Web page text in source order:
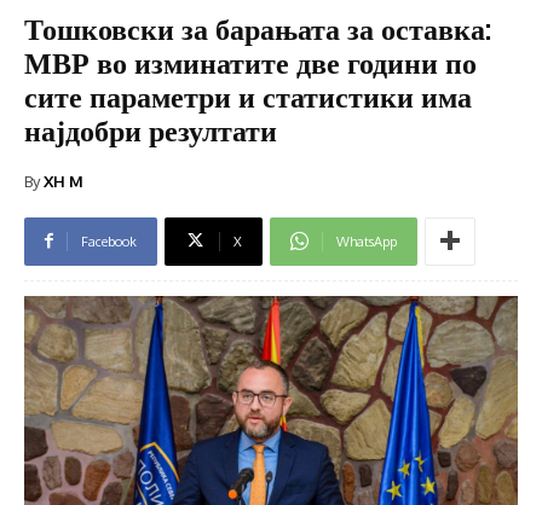
Тошковски за барањата за оставка:
МВР во изминатите две години по
сите параметри и статистики има
најдобри резултати
ByXH M
Facebook X WhatsApp